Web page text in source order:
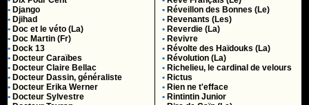
• Django
• Djihad
• Doc et le véto (La)
• Doc Martin (Fr)
• Dock 13
• Docteur Caraïbes
• Docteur Claire Bellac
• Docteur Dassin, généraliste
• Docteur Erika Werner
• Docteur Sylvestre
• Réveillon des Bonnes (Le)
• Revenants (Les)
• Reverdie (La)
• Revivre
• Révolte des Haïdouks (La)
• Révolution (La)
• Richelieu, le cardinal de velours
• Rictus
• Rien ne t'efface
• Rintintin Junior